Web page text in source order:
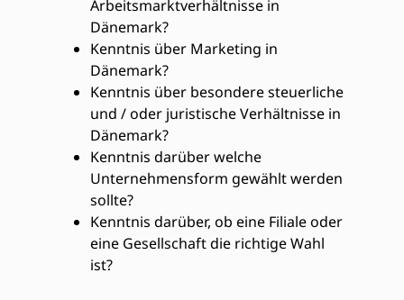
Arbeitsmarktverhältnisse in
Dänemark?
Kenntnis über Marketing in
Dänemark?
Kenntnis über besondere steuerliche
und / oder juristische Verhältnisse in
Dänemark?
Kenntnis darüber welche
Unternehmensform gewählt werden
sollte?
Kenntnis darüber, ob eine Filiale oder
eine Gesellschaft die richtige Wahl
ist?